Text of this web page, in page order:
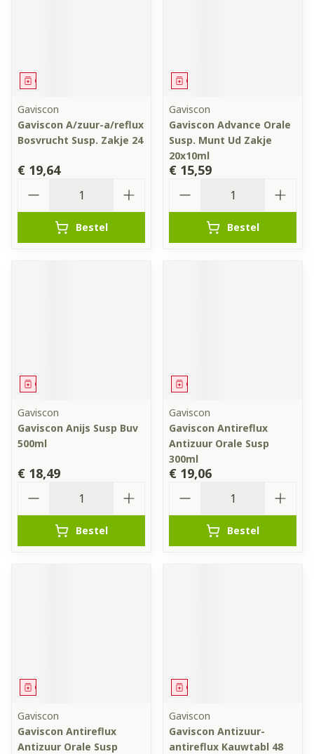
Geneesmiddel
Gaviscon
Gaviscon A/zuur-a/reflux
Bosvrucht Susp. Zakje 24
€ 19,64
Bestel
Geneesmiddel
Gaviscon
Gaviscon Advance Orale
Susp. Munt Ud Zakje
20x10ml
€ 15,59
Bestel
Geneesmiddel
Gaviscon
Gaviscon Anijs Susp Buv
500ml
€ 18,49
Bestel
Geneesmiddel
Gaviscon
Gaviscon Antireflux
Antizuur Orale Susp
300ml
€ 19,06
Bestel
Geneesmiddel
Gaviscon
Gaviscon Antireflux
Antizuur Orale Susp
Geneesmiddel
Gaviscon
Gaviscon Antizuur-
antireflux Kauwtabl 48